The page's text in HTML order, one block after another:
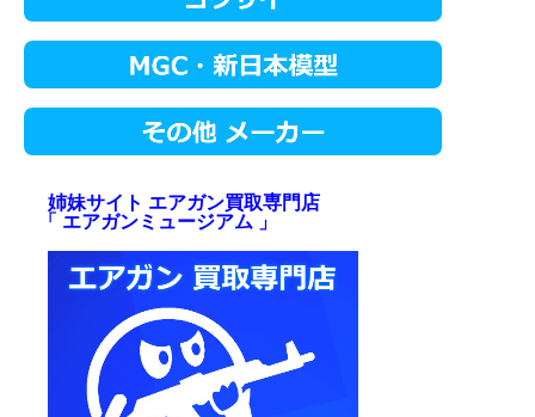
姉妹サイト エアガン買取専門店
「 エアガンミュージアム 」